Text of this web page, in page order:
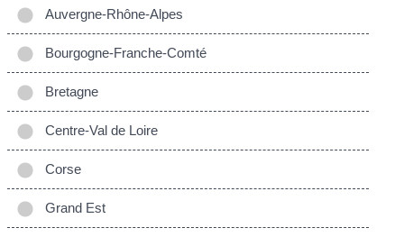
Auvergne-Rhône-Alpes
Bourgogne-Franche-Comté
Bretagne
Centre-Val de Loire
Corse
Grand Est